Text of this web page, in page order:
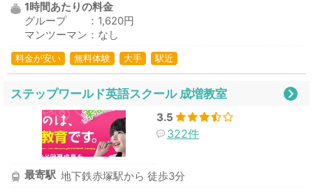
1時間あたりの料金
グループ ：1,620円
マンツーマン：なし
料金が安い 無料体験 大手 駅近
ステップワールド英語スクール 成増教室
3.5
322件
最寄駅 地下鉄赤塚駅から 徒歩3分